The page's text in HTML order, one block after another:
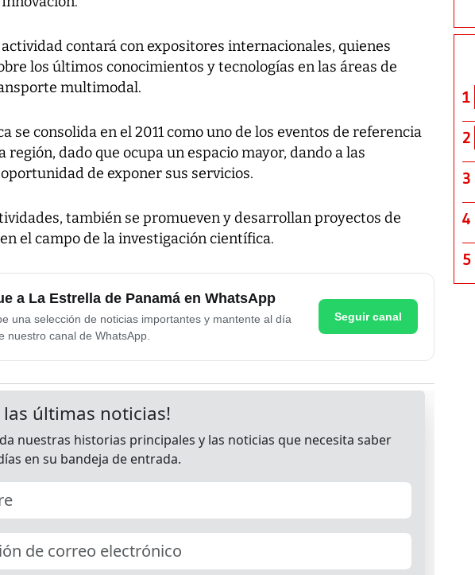
actividad contará con expositores internacionales, quienes
los últimos conocimientos y tecnologías en las áreas de
multimodal.
se consolida en el 2011 como uno de los eventos de referencia
región, dado que ocupa un espacio mayor, dando a las
de exponer sus servicios.
también se promueven y desarrollan proyectos de
el campo de la investigación científica.
a La Estrella de Panamá en WhatsApp
una selección de noticias importantes y mantente al día
nuestro canal de WhatsApp.
Seguir canal
1
2
3
4
5